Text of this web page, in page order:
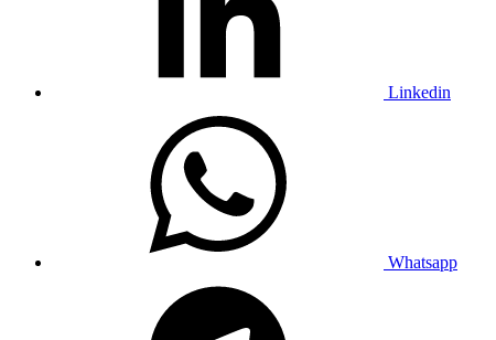
Linkedin
Whatsapp